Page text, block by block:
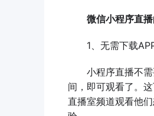
微信小程序直
1、无需下载
小程序直播不需
间，即可观看了。
直播室频道观看他